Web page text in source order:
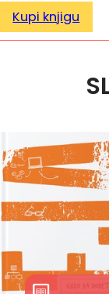
Kupi knjigu